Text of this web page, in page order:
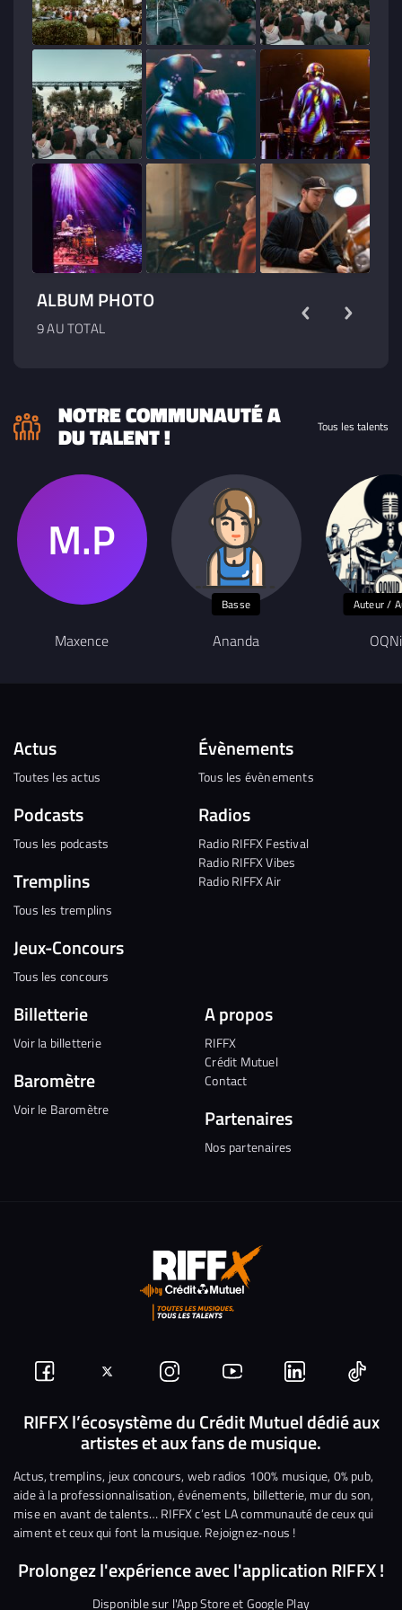
ALBUM PHOTO
9 AU TOTAL
NOTRE COMMUNAUTÉ A
DU TALENT ! Tous les talents
Maxence
Basse
Ananda
Auteur /
Actus
Toutes les actus
Podcasts
Tous les podcasts
Tremplins
Tous les tremplins
Jeux-Concours
Tous les concours
Évènements
Tous les évènements
Radios
Radio RIFFX Festival
Radio RIFFX Vibes
Radio RIFFX Air
Billetterie
Voir la billetterie
Baromètre
Voir le Baromètre
A propos
RIFFX
Crédit Mutuel
Contact
Partenaires
Nos partenaires
Suivez-
nous
Facebook
Suivez-
nous
sur
Twitter
Nous
rejoindre
sur
Instagram
Nous
rejoindre
sur
YouTube
Nous
rejoindre
sur
Linkedin
Nous
RIFFX l’écosystème du Crédit Mutuel dédié aux
artistes et aux fans de musique.
Actus, tremplins, jeux concours, web radios 100% musique, 0% pub,
aide à la professionnalisation, événements, billetterie, mur du son,
mise en avant de talents… RIFFX c’est LA communauté de ceux qui
aiment et ceux qui font la musique. Rejoignez-nous !
Prolongez l'expérience avec l'application RIFFX !
Disponible sur l'App Store et Google Play